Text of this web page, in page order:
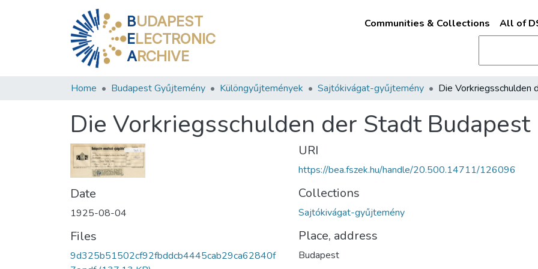
BUDAPEST
ELECTRONIC
ARCHIVE
Communities & Collections All of
Home Budapest Gyűjtemény Különgyűjtemények Sajtókivágat-gyűjtemény
Die Vorkriegsschulden der Stadt Budapest
Date
1925-08-04
Files
9d325b51502cf92fbddcb4445cab29ca62840f
URI
https://bea.fszek.hu/handle/20.500.14711/126096
Collections
Sajtókivágat-gyűjtemény
Place, address
Budapest